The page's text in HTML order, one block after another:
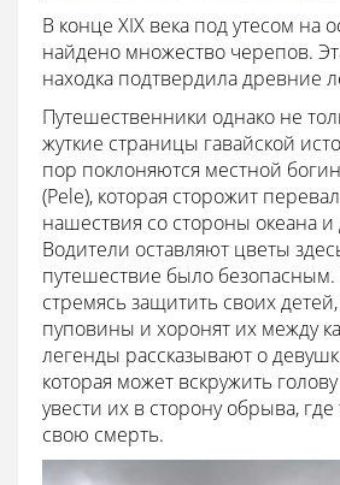
В конце XIX века под утесом на
найдено множество черепов.
находка подтвердила древние
Путешественники однако не
жуткие страницы гавайской
пор поклоняются местной
(Pele), которая сторожит
нашествия со стороны океана
Водители оставляют цветы
путешествие было безопасным.
стремясь защитить своих
пуповины и хоронят их между
легенды рассказывают о
которая может вскружить
увести их в сторону обрыва, где
свою смерть.